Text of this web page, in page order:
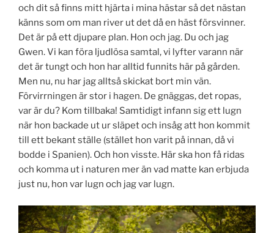
och dit så finns mitt hjärta i mina hästar så det nästan
känns som om man river ut det då en häst försvinner.
Det är på ett djupare plan. Hon och jag. Du och jag
Gwen. Vi kan föra ljudlösa samtal, vi lyfter varann när
det är tungt och hon har alltid funnits här på gården.
Men nu, nu har jag alltså skickat bort min vän.
Förvirrningen är stor i hagen. De gnäggas, det ropas,
var är du? Kom tillbaka! Samtidigt infann sig ett lugn
när hon backade ut ur släpet och insåg att hon kommit
till ett bekant ställe (stället hon varit på innan, då vi
bodde i Spanien). Och hon visste. Här ska hon få ridas
och komma ut i naturen mer än vad matte kan erbjuda
just nu, hon var lugn och jag var lugn.